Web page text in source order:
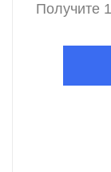
Получите